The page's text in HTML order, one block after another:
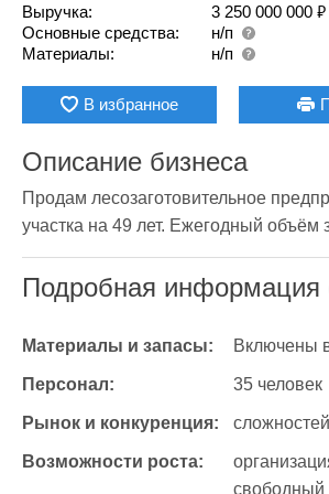
Выручка: 3 250 000 000₽
Основные средства:
н/п
Материалы:
н/п
В избранное
Описание бизнеса
Продам лесозаготовительное
участка на 49 лет. Ежегодный объём
Подробная информация
Материалы и запасы: Включены
Персонал: 35 человек
Рынок и конкуренция:
Возможности роста:
свободный